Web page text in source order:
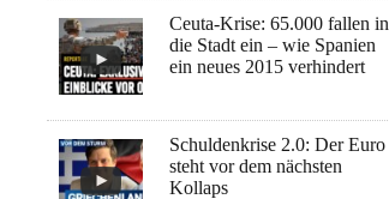
Ceuta-Krise: 65.000 fallen in
die Stadt ein – wie Spanien
ein neues 2015 verhindert
Schuldenkrise 2.0: Der Euro
steht vor dem nächsten
Kollaps